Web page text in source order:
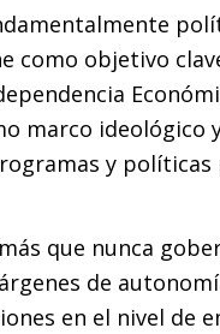
como objetivo
marco ideológico
y políticas
que nunca
de
en el nivel de